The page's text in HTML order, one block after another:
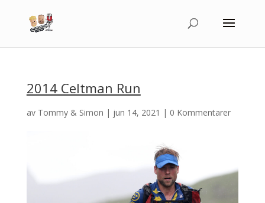
2014 Celtman Run
av Tommy & Simon | jun 14, 2021 | 0 Kommentarer